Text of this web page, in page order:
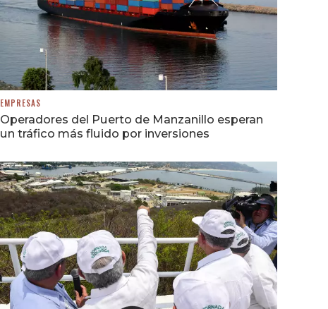
EMPRESAS
Operadores del Puerto de Manzanillo esperan
un tráfico más fluido por inversiones